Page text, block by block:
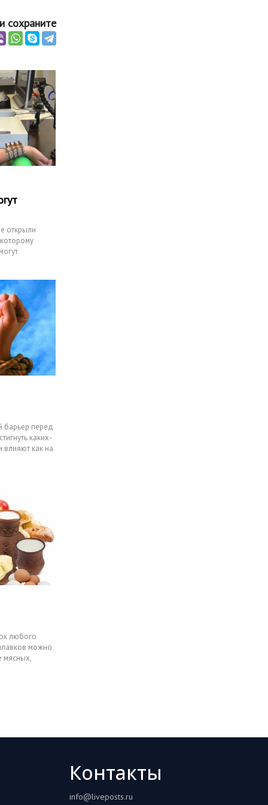
сохраните
открыли
барьер перед
каких-
влияют как на
любого
можно
мясных,
Контакты
info@liveposts.ru